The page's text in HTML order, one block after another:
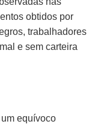
obtidos por
trabalhadores
e sem carteira
equívoco